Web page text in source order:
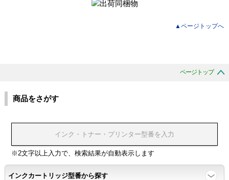
▲ページトップへ
ページトップ
商品をさがす
※2文字以上入力で、検索結果が自動表示します
インクカートリッジ型番から探す